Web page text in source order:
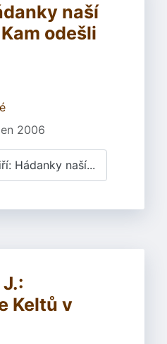
naší
odešli
2006
Hádanky naší...
Keltů v